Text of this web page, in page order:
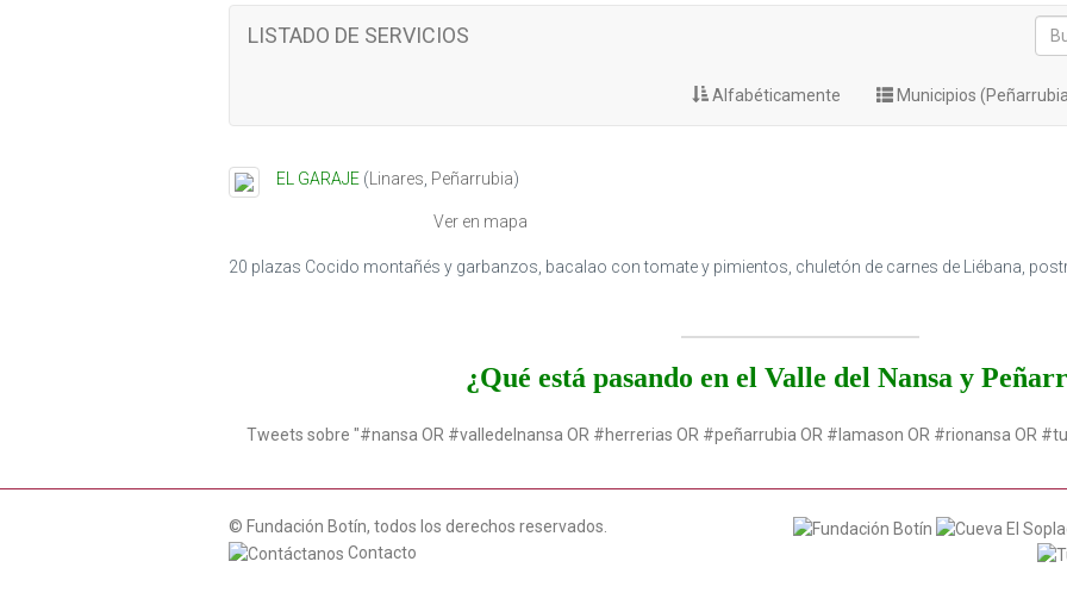
LISTADO DE SERVICIOS
Alfabéticamente Municipios
EL GARAJE (Linares, Peñarrubia)
Ver en mapa
20 plazas Cocido montañés y garbanzos, bacalao con tomate y pimientos, chuletón de carnes de Liébana,
¿Qué está pasando en el Valle del Nansa y
Tweets sobre "#nansa OR #valledelnansa OR #herrerias OR #peñarrubia OR #lamason OR #rionansa OR
© Fundación Botín, todos los derechos reservados.
Contacto